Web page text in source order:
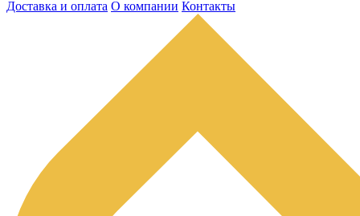
Доставка и оплата О компании Контакты